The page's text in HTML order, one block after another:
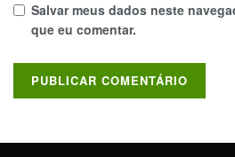
Salvar meus dados neste
que eu comentar.